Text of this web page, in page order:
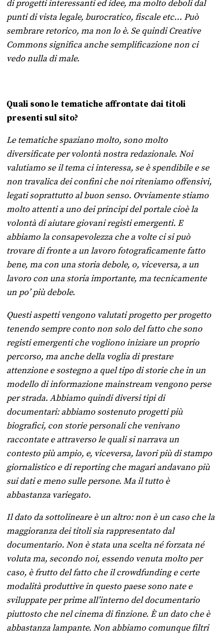
di progetti interessanti ed idee, ma molto deboli dal
punti di vista legale, burocratico, fiscale etc… Può
sembrare retorico, ma non lo è. Se quindi Creative
Commons significa anche semplificazione non ci
vedo nulla di male.
Quali sono le tematiche affrontate dai titoli
presenti sul sito?
Le tematiche spaziano molto, sono molto
diversificate per volontà nostra redazionale. Noi
valutiamo se il tema ci interessa, se è spendibile e se
non travalica dei confini che noi riteniamo offensivi,
legati soprattutto al buon senso. Ovviamente stiamo
molto attenti a uno dei principi del portale cioè la
volontà di aiutare giovani registi emergenti. E
abbiamo la consapevolezza che a volte ci si può
trovare di fronte a un lavoro fotograficamente fatto
bene, ma con una storia debole, o, viceversa, a un
lavoro con una storia importante, ma tecnicamente
un po’ più debole.
Questi aspetti vengono valutati progetto per progetto
tenendo sempre conto non solo del fatto che sono
registi emergenti che vogliono iniziare un proprio
percorso, ma anche della voglia di prestare
attenzione e sostegno a quel tipo di storie che in un
modello di informazione mainstream vengono perse
per strada. Abbiamo quindi diversi tipi di
documentari: abbiamo sostenuto progetti più
biografici, con storie personali che venivano
raccontate e attraverso le quali si narrava un
contesto più ampio, e, viceversa, lavori più di stampo
giornalistico e di reporting che magari andavano più
sui dati e meno sulle persone. Ma il tutto è
abbastanza variegato.
Il dato da sottolineare è un altro: non è un caso che la
maggioranza dei titoli sia rappresentato dal
documentario. Non è stata una scelta né forzata né
voluta ma, secondo noi, essendo venuta molto per
caso, è frutto del fatto che il crowdfunding e certe
modalità produttive in questo paese sono nate e
sviluppate per prime all’interno del documentario
piuttosto che nel cinema di finzione. È un dato che è
abbastanza lampante. Non abbiamo comunque filtri